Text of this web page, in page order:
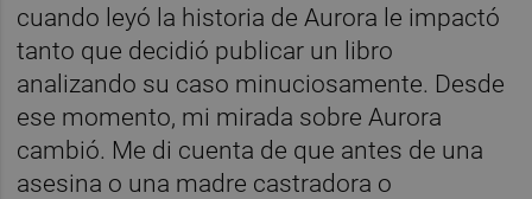
cuando leyó la historia de Aurora le impactó
tanto que decidió publicar un libro
analizando su caso minuciosamente. Desde
ese momento, mi mirada sobre Aurora
cambió. Me di cuenta de que antes de una
asesina o una madre castradora o